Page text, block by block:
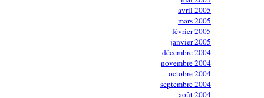
avril 2005
mars 2005
février 2005
janvier 2005
décembre 2004
novembre 2004
octobre 2004
septembre 2004
août 2004